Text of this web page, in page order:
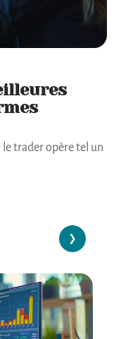
trader opère tel un